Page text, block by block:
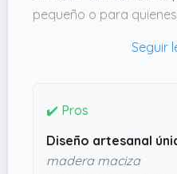
pequeño o para
ofrece funcionalidad y
mano con madera
auténtico y único.
ese aire cálido que
✔️ Pros
Diseño artesanal
madera maciza